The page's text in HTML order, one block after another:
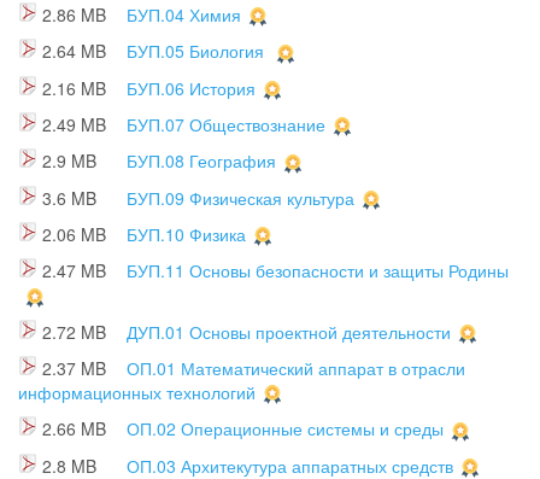
2.86 MB
БУП.04 Химия
2.64 MB
БУП.05 Биология
2.16 MB
БУП.06 История
2.49 MB
БУП.07 Обществознание
2.9 MB
БУП.08 География
3.6 MB
БУП.09 Физическая культура
2.06 MB
БУП.10 Физика
2.47 MB
БУП.11 Основы безопасности и защиты Родины
2.72 MB
ДУП.01 Основы проектной деятельности
2.37 MB
ОП.01 Математический аппарат в отрасли
информационных технологий
2.66 MB
ОП.02 Операционные системы и среды
2.8 MB
ОП.03 Архитекутура аппаратных средств